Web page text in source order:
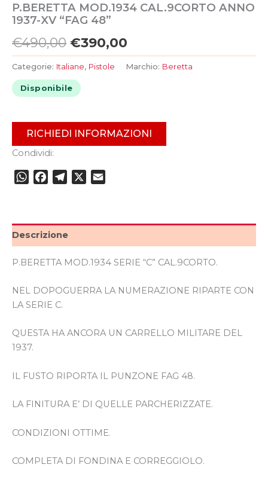
P.BERETTA MOD.1934 CAL.9CORTO ANNO
1937-XV “FAG 48”
€490,00 €390,00
Categorie: Italiane, Pistole Marchio: Beretta
Disponibile
RICHIEDI INFORMAZIONI
Condividi:
WhatsApp
Facebook
Telegram
Descrizione
P.BERETTA MOD.1934 SERIE “C” CAL.9CORTO.
NEL DOPOGUERRA LA NUMERAZIONE RIPARTE CON
LA SERIE C.
QUESTA HA ANCORA UN CARRELLO MILITARE DEL
1937.
IL FUSTO RIPORTA IL PUNZONE FAG 48.
LA FINITURA E’ DI QUELLE PARCHERIZZATE.
CONDIZIONI OTTIME.
COMPLETA DI FONDINA E CORREGGIOLO.